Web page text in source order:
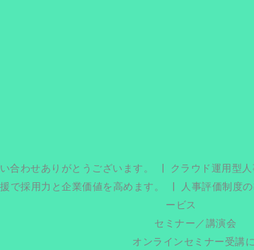
合わせありがとうございます。 クラウド運用型
で採用力と企業価値を高めます。 人事評価制度
ービス
セミナー／講演会
オンラインセミナー受講